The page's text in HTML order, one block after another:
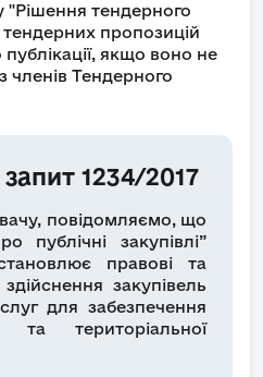
тендерного
пропозицій
якщо воно не
членів Тендерного
1234/2017
повідомляємо, що
публічні закупівлі”
правові та
закупівель
для забезпечення
територіальної